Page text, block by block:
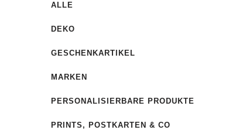
ALLE
DEKO
GESCHENKARTIKEL
MARKEN
PERSONALISIERBARE PRODUKTE
PRINTS, POSTKARTEN & CO